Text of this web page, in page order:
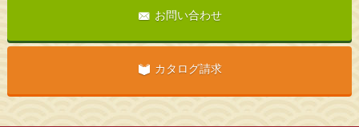
お問い合わせ
カタログ請求